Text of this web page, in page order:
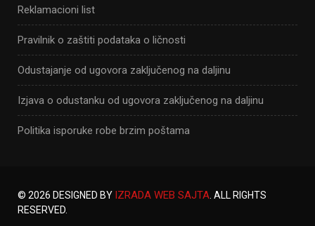
Reklamacioni list
Pravilnik o zaštiti podataka o ličnosti
Odustajanje od ugovora zaključenog na daljinu
Izjava o odustanku od ugovora zaključenog na daljinu
Politika isporuke robe brzim poštama
© 2026 DESIGNED BY IZRADA WEB SAJTA . ALL RIGHTS
RESERVED.